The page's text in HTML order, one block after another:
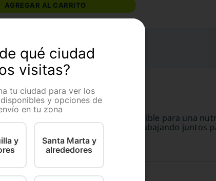
AGREGAR AL CARRITO
de alta calidad con huevo digestible para una
de vitaminas y minerales trabajando juntos
qué ciudad
visitas?
tu ciudad para ver los
y opciones de
en tu zona
y
Santa Marta y
alrededores